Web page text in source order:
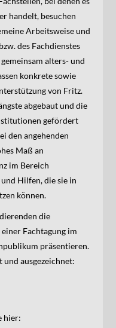
handelt, besuchen
Arbeitsweise und
des Fachdienstes
alters- und
konkrete sowie
von Fritz.
abgebaut und die
gefördert
den angehenden
Maß an
im Bereich
Hilfen, die sie in
können.
die
Fachtagung im
präsentieren.
ausgezeichnet:
hier: